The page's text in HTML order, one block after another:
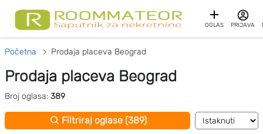
OGLAS PRIJAVA
Početna Prodaja placeva Beograd
Prodaja placeva Beograd
Broj oglasa: 389
Filtriraj oglase (389)